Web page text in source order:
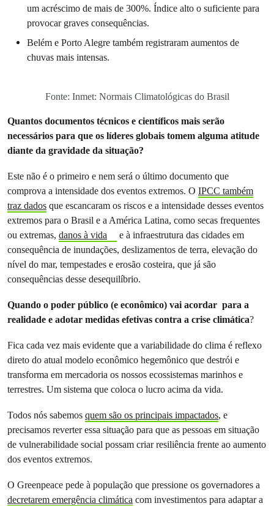
um acréscimo de mais de 300%. Índice alto o suficiente para
provocar graves consequências.
Belém e Porto Alegre também registraram aumentos de
chuvas mais intensas.
Fonte: Inmet: Normais Climatológicas do Brasil
Quantos documentos técnicos e científicos mais serão
necessários para que os líderes globais tomem alguma atitude
diante da gravidade da situação?
Este não é o primeiro e nem será o último documento que
comprova a intensidade dos eventos extremos. O IPCC também
traz dados que escancaram os riscos e a intensidade desses eventos
extremos para o Brasil e a América Latina, como secas frequentes
ou extremas, danos à vida
e à infraestrutura das cidades em
consequência de inundações, deslizamentos de terra, elevação do
nível do mar, tempestades e erosão costeira, que já são
consequências desse desequilíbrio.
Quando o poder público (e econômico) vai acordar para a
realidade e adotar medidas efetivas contra a crise climática?
Fica cada vez mais evidente que a variabilidade do clima é reflexo
direto do atual modelo econômico hegemônico que destrói e
transforma em mercadoria os nossos ecossistemas marinhos e
terrestres. Um sistema que coloca o lucro acima da vida.
Todos nós sabemos quem são os principais impactados, e
precisamos reverter essa situação para que as pessoas em situação
de vulnerabilidade social possam criar resiliência frente ao aumento
dos eventos extremos.
O Greenpeace pede à população que pressione os governadores a
decretarem emergência climática com investimentos para adaptar a